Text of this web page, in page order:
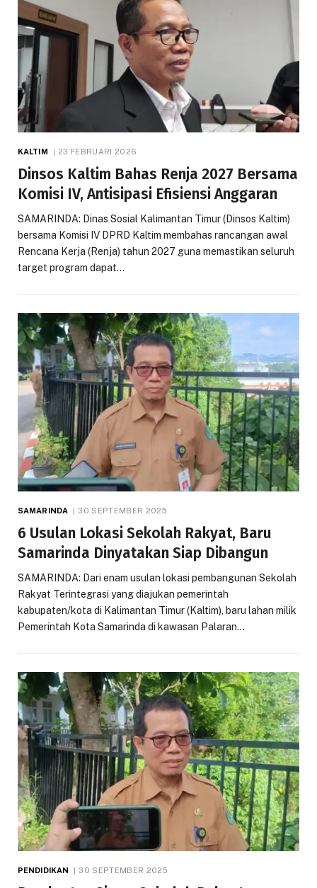
KALTIM 23 FEBRUARI 2026
Dinsos Kaltim Bahas Renja 2027 Bersama
Komisi IV, Antisipasi Efisiensi Anggaran
SAMARINDA: Dinas Sosial Kalimantan Timur (Dinsos Kaltim)
bersama Komisi IV DPRD Kaltim membahas rancangan awal
Rencana Kerja (Renja) tahun 2027 guna memastikan seluruh
target program dapat…
SAMARINDA 30 SEPTEMBER 2025
6 Usulan Lokasi Sekolah Rakyat, Baru
Samarinda Dinyatakan Siap Dibangun
SAMARINDA: Dari enam usulan lokasi pembangunan Sekolah
Rakyat Terintegrasi yang diajukan pemerintah
kabupaten/kota di Kalimantan Timur (Kaltim), baru lahan milik
Pemerintah Kota Samarinda di kawasan Palaran…
PENDIDIKAN 30 SEPTEMBER 2025